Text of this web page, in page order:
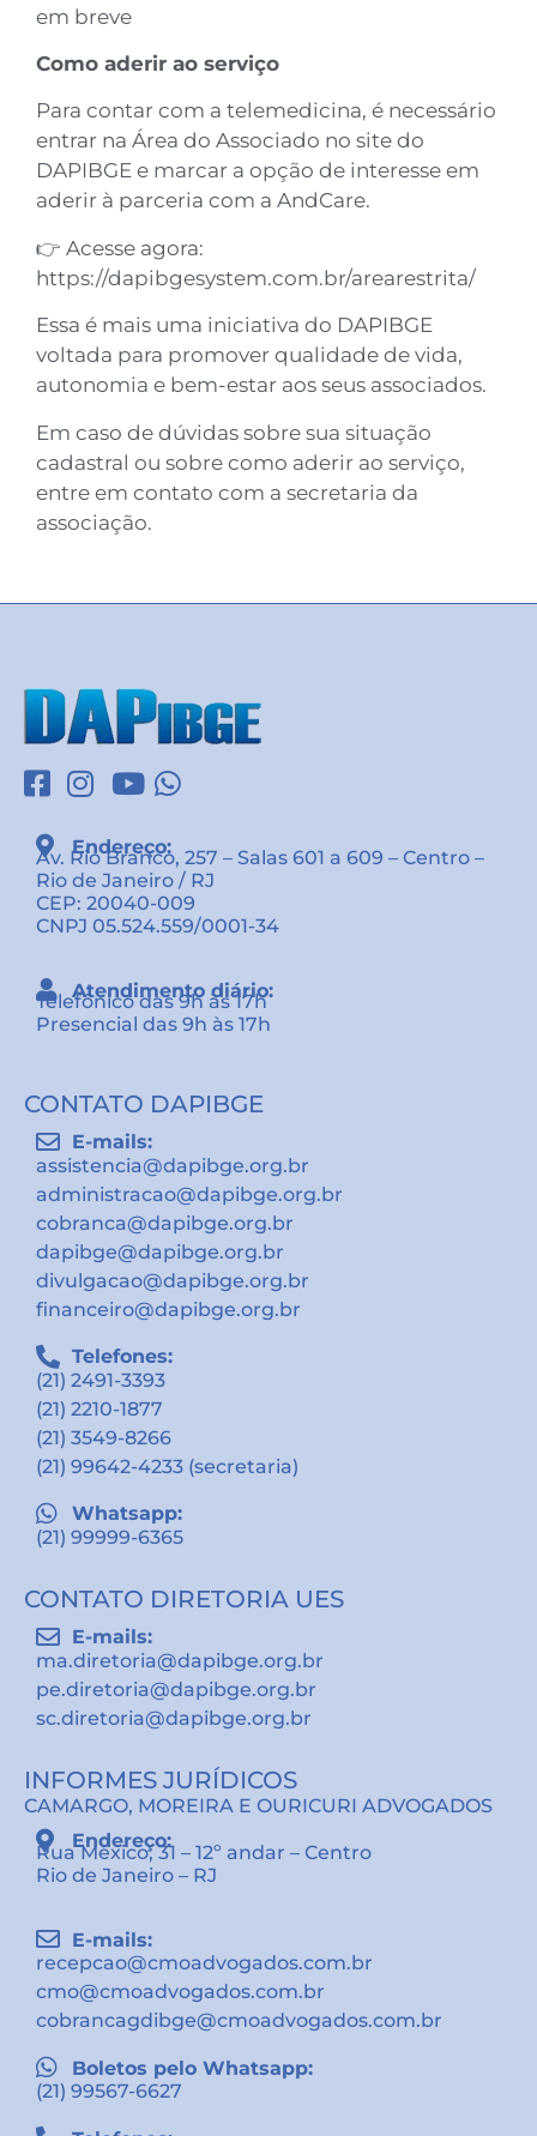
em breve
Como aderir ao serviço
Para contar com a telemedicina, é necessário
entrar na Área do Associado no site do
DAPIBGE e marcar a opção de interesse em
aderir à parceria com a AndCare.
👉 Acesse agora:
https://dapibgesystem.com.br/arearestrita/
Essa é mais uma iniciativa do DAPIBGE
voltada para promover qualidade de vida,
autonomia e bem-estar aos seus associados.
Em caso de dúvidas sobre sua situação
cadastral ou sobre como aderir ao serviço,
entre em contato com a secretaria da
associação.
Endereço:
Av. Rio Branco, 257 – Salas 601 a 609 – Centro –
Rio de Janeiro / RJ
CEP: 20040-009
CNPJ 05.524.559/0001-34
Atendimento diário:
Telefônico das 9h às 17h
Presencial das 9h às 17h
CONTATO DAPIBGE
E-mails:
assistencia@dapibge.org.br
administracao@dapibge.org.br
cobranca@dapibge.org.br
dapibge@dapibge.org.br
divulgacao@dapibge.org.br
financeiro@dapibge.org.br
Telefones:
(21) 2491-3393
(21) 2210-1877
(21) 3549-8266
(21) 99642-4233 (secretaria)
Whatsapp:
(21) 99999-6365
CONTATO DIRETORIA UES
E-mails:
ma.diretoria@dapibge.org.br
pe.diretoria@dapibge.org.br
sc.diretoria@dapibge.org.br
INFORMES JURÍDICOS
CAMARGO, MOREIRA E OURICURI ADVOGADOS
Endereço:
Rua México, 31 – 12º andar – Centro
Rio de Janeiro – RJ
E-mails:
recepcao@cmoadvogados.com.br
cmo@cmoadvogados.com.br
cobrancagdibge@cmoadvogados.com.br
Boletos pelo Whatsapp:
(21) 99567-6627